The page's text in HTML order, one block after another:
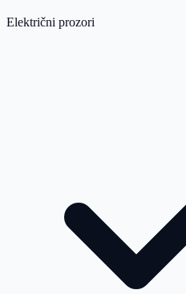
Električni prozori